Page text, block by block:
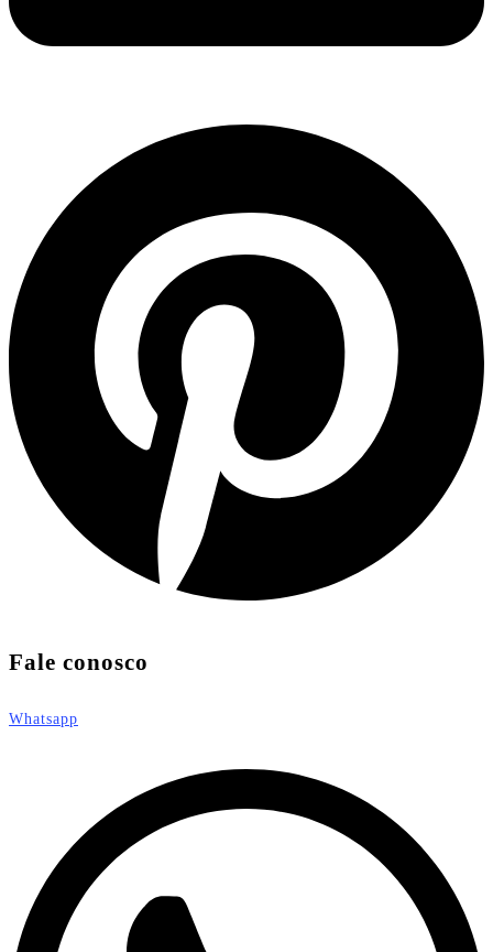
Fale conosco
Whatsapp